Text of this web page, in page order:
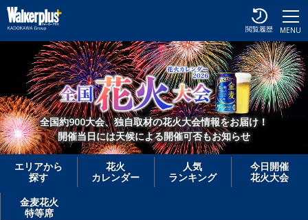
MENU
閲覧履歴
全国約900大会、独自取材の花火大会情報をお届け！
開催当日には天候による開催可否もお知らせ
エリアから
探す
花火
カレンダー
人気
ランキング
今日開催
花火大会
金麦花火
特等席